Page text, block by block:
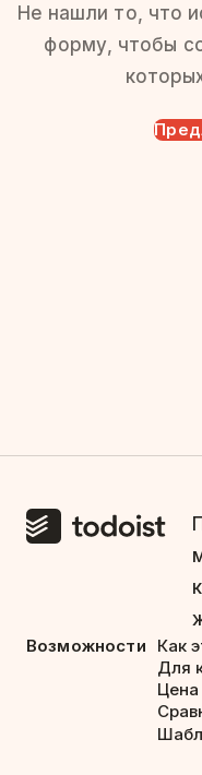
Не нашли то, что
форму, чтобы
Возможности
Как
Для
Цена